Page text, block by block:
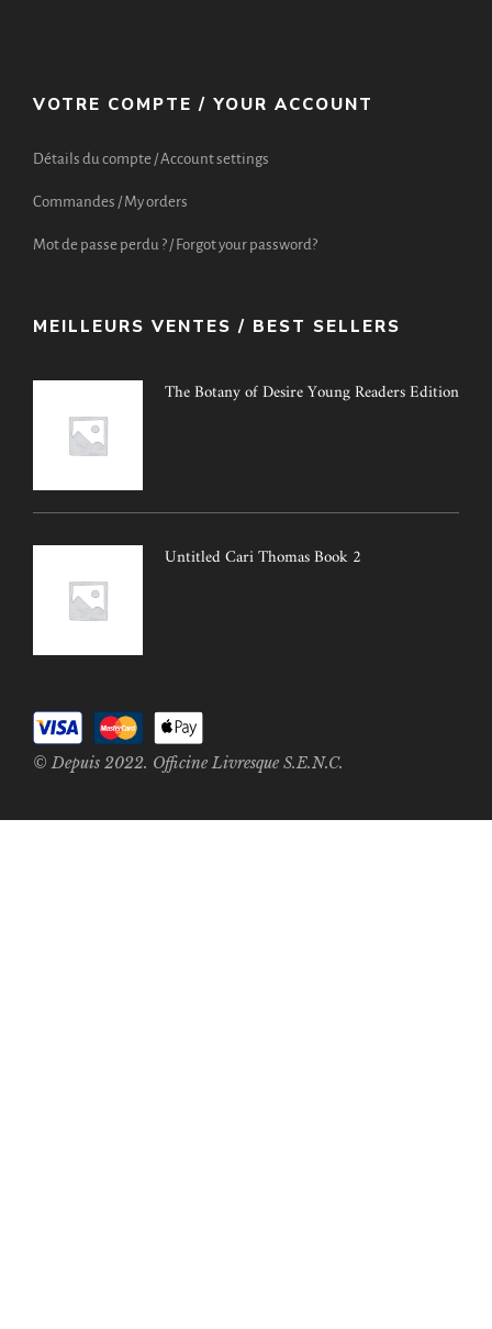
VOTRE COMPTE / YOUR ACCOUNT
Détails du compte / Account settings
Commandes / My orders
Mot de passe perdu ? / Forgot your password?
MEILLEURS VENTES / BEST SELLERS
The Botany of Desire Young Readers Edition
Untitled Cari Thomas Book 2
© Depuis 2022. Officine Livresque S.E.N.C.